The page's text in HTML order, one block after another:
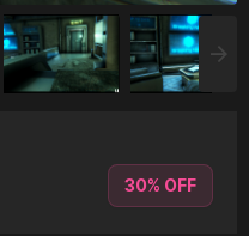
30% OFF